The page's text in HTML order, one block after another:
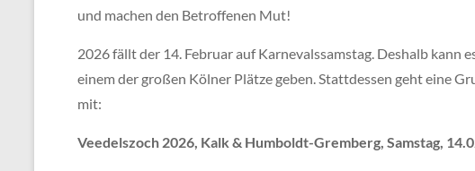
und machen den Betroffenen Mut!
2026 fällt der 14. Februar auf Karnevalssamstag. Deshalb kann
einem der großen Kölner Plätze geben. Stattdessen geht eine
mit:
Veedelszoch 2026, Kalk & Humboldt-Gremberg, Samstag,